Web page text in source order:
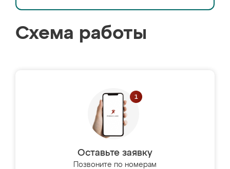
Схема работы
Оставьте заявку
Позвоните по номерам